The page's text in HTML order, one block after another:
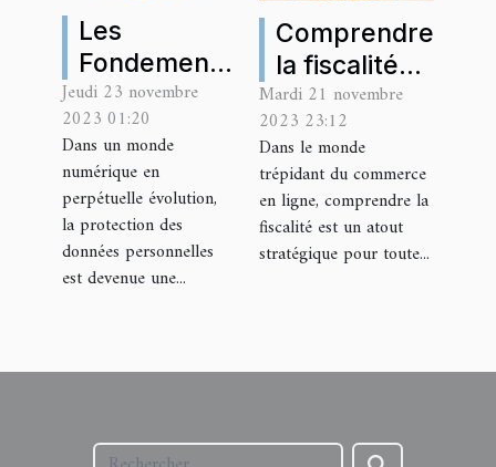
Les
Fondements
Juridiques
de la
Protection
des
Données
dans
l'Expérience
Jeudi 23 novembre
2023 01:20
Dans un monde
numérique en
perpétuelle évolution,
la protection des
données personnelles
est devenue une...
Comprendre
la fiscalité
de l'e-
commerce
pour
optimiser les
bénéfices
de votre
Mardi 21 novembre
2023 23:12
Dans le monde
trépidant du commerce
en ligne, comprendre la
fiscalité est un atout
stratégique pour toute...